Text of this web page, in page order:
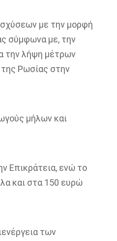
με την μορφή
σύμφωνα με, την
την λήψη μέτρων
της Ρωσίας στην
μήλων και
Επικράτεια, ενώ το
και στα 150 ευρώ
των